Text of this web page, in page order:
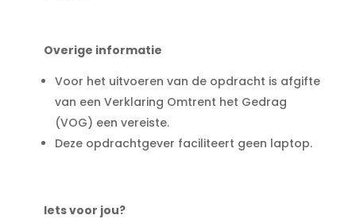
Overige informatie
Voor het uitvoeren van de opdracht is afgifte
van een Verklaring Omtrent het Gedrag
(VOG) een vereiste.
Deze opdrachtgever faciliteert geen laptop.
Iets voor jou?